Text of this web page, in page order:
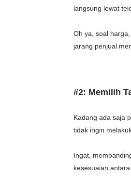
langsung lewat
Oh ya, soal
jarang penjual
#2: Memilih
Kadang ada saja
tidak ingin
Ingat,
kesesuaian